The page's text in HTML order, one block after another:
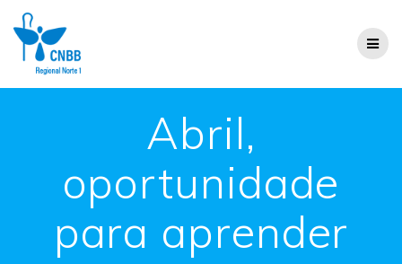
Abril,
oportunidade
para aprender